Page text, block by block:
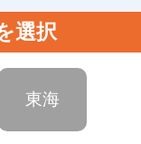
選択
東海